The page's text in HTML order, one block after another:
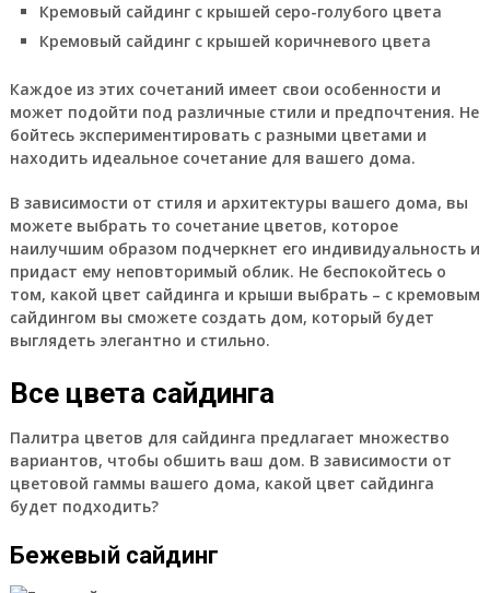
Кремовый сайдинг с крышей серо-голубого цвета
Кремовый сайдинг с крышей коричневого цвета
Каждое из этих сочетаний имеет свои особенности и
может подойти под различные стили и предпочтения. Не
бойтесь экспериментировать с разными цветами и
находить идеальное сочетание для вашего дома.
В зависимости от стиля и архитектуры вашего дома, вы
можете выбрать то сочетание цветов, которое
наилучшим образом подчеркнет его индивидуальность и
придаст ему неповторимый облик. Не беспокойтесь о
том, какой цвет сайдинга и крыши выбрать – с кремовым
сайдингом вы сможете создать дом, который будет
выглядеть элегантно и стильно.
Все цвета сайдинга
Палитра цветов для сайдинга предлагает множество
вариантов, чтобы обшить ваш дом. В зависимости от
цветовой гаммы вашего дома, какой цвет сайдинга
будет подходить?
Бежевый сайдинг